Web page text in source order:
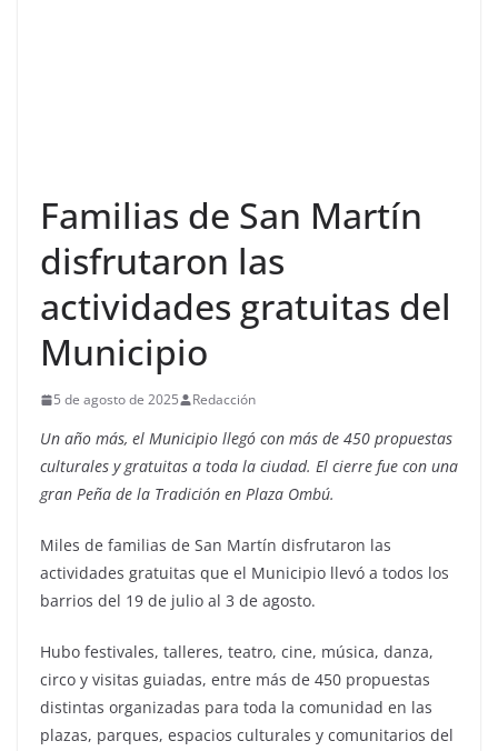
Familias de San Martín
disfrutaron las
actividades gratuitas del
Municipio
5 de agosto de 2025 Redacción
Un año más, el Municipio llegó con más de 450 propuestas
culturales y gratuitas a toda la ciudad. El cierre fue con una
gran Peña de la Tradición en Plaza Ombú.
Miles de familias de San Martín disfrutaron las
actividades gratuitas que el Municipio llevó a todos los
barrios del 19 de julio al 3 de agosto.
Hubo festivales, talleres, teatro, cine, música, danza,
circo y visitas guiadas, entre más de 450 propuestas
distintas organizadas para toda la comunidad en las
plazas, parques, espacios culturales y comunitarios del